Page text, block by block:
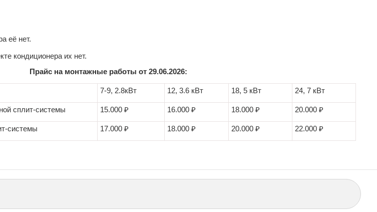
её нет.
кондиционера их нет.
Прайс на монтажные работы от 29.06.2026:
7-9, 2.8кВт 12, 3.6 кВт 18, 5 кВт 24, 7 кВт
сплит-системы 15.000 ₽ 16.000 ₽ 18.000 ₽ 20.000 ₽
системы 17.000 ₽ 18.000 ₽ 20.000 ₽ 22.000 ₽